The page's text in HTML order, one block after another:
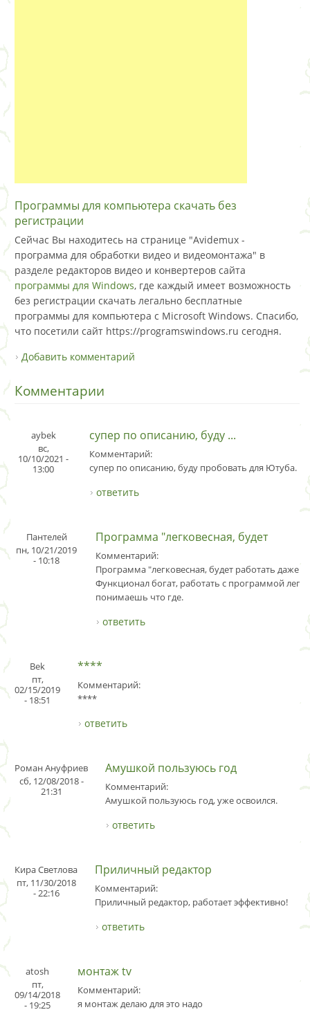
Программы для компьютера скачать без
регистрации
Сейчас Вы находитесь на странице "Avidemux -
программа для обработки видео и видеомонтажа" в
разделе редакторов видео и конвертеров сайта
программы для Windows, где каждый имеет возможность
без регистрации скачать легально бесплатные
программы для компьютера с Microsoft Windows. Спасибо,
что посетили сайт https://programswindows.ru сегодня.
Добавить комментарий
Комментарии
aybek
вс,
10/10/2021 -
13:00
супер по описанию, буду ...
Комментарий:
супер по описанию, буду пробовать для Ютуба.
ответить
Пантелей
пн, 10/21/2019
- 10:18
Программа "легковесная, будет
Комментарий:
Программа "легковесная, будет работать даже
Функционал богат, работать с программой
понимаешь что где.
ответить
Bek
пт,
02/15/2019
- 18:51
****
Комментарий:
****
ответить
Роман Ануфриев
сб, 12/08/2018 -
21:31
Амушкой пользуюсь год
Комментарий:
Амушкой пользуюсь год, уже освоился.
ответить
Кира Светлова
пт, 11/30/2018
- 22:16
Приличный редактор
Комментарий:
Приличный редактор, работает эффективно!
ответить
atosh
пт,
09/14/2018
- 19:25
монтаж tv
Комментарий:
я монтаж делаю для это надо